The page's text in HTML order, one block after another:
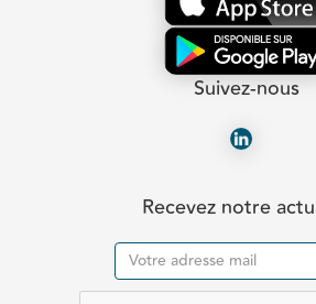
Suivez-nous
Recevez notre